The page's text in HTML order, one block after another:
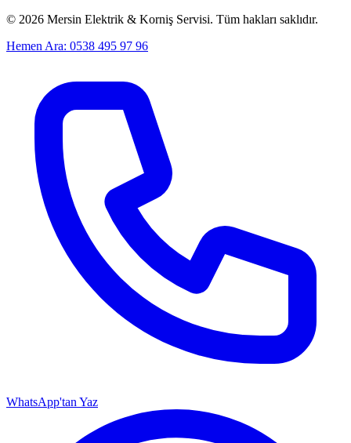
© 2026 Mersin Elektrik & Korniş Servisi. Tüm hakları saklıdır.
Hemen Ara: 0538 495 97 96
WhatsApp'tan Yaz